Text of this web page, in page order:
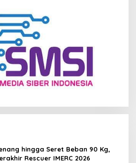
hingga Seret Beban 90 Kg,
Rescuer IMERC 2026